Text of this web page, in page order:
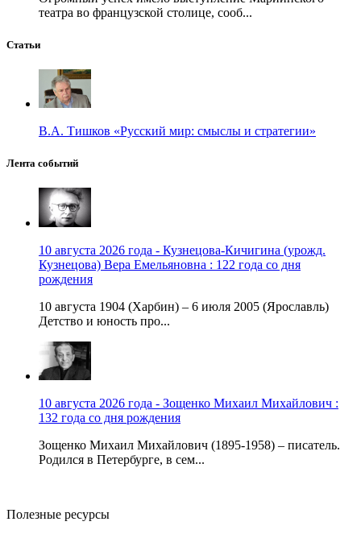
театра во французской столице, сооб...
Статьи
В.А. Тишков «Русский мир: смыслы и стратегии»
Лента событий
10 августа 2026 года - Кузнецова-Кичигина (урожд.
Кузнецова) Вера Емельяновна : 122 года со дня
рождения
10 августа 1904 (Харбин) – 6 июля 2005 (Ярославль)
Детство и юность про...
10 августа 2026 года - Зощенко Михаил Михайлович :
132 года со дня рождения
Зощенко Михаил Михайлович (1895-1958) – писатель.
Родился в Петербурге, в сем...
Полезные ресурсы